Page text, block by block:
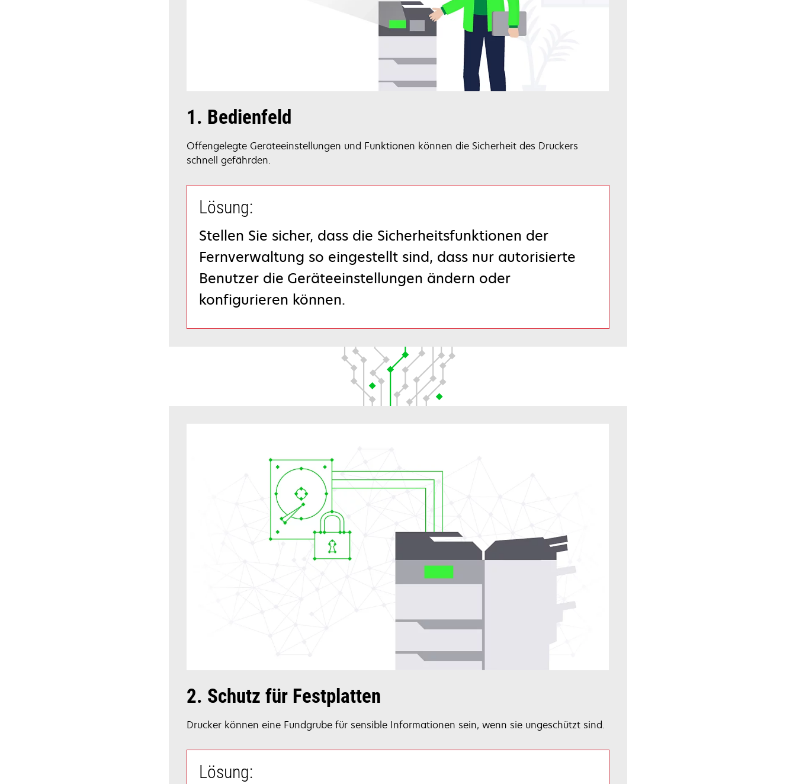
1. Bedienfeld
Offengelegte Geräteeinstellungen und Funktionen können die Sicherheit des Druckers
schnell gefährden.
Lösung:
Stellen Sie sicher, dass die Sicherheitsfunktionen der
Fernverwaltung so eingestellt sind, dass nur autorisierte
Benutzer die Geräteeinstellungen ändern oder
konfigurieren können.
2. Schutz für Festplatten
Drucker können eine Fundgrube für sensible Informationen sein, wenn sie ungeschützt sind.
Lösung: